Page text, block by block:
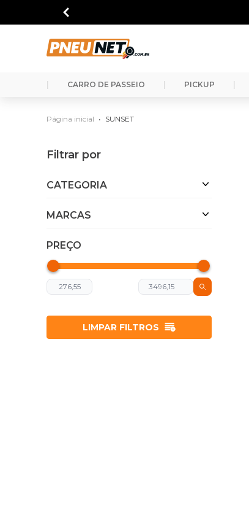
CARRO DE PASSEIO PICKUP
Página inicial • SUNSET
Filtrar por
CATEGORIA
MARCAS
PREÇO
LIMPAR FILTROS